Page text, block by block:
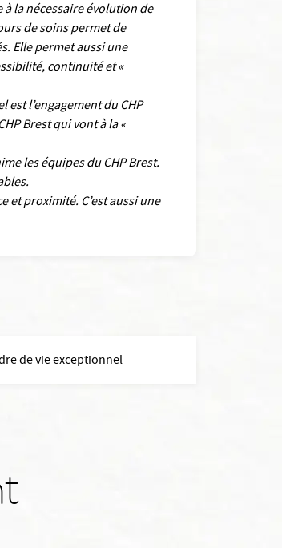
la nécessaire évolution de
de soins permet de
Elle permet aussi une
continuité et «
l’engagement du CHP
Brest qui vont à la «
les équipes du CHP Brest.
et proximité. C’est aussi une
de vie exceptionnel